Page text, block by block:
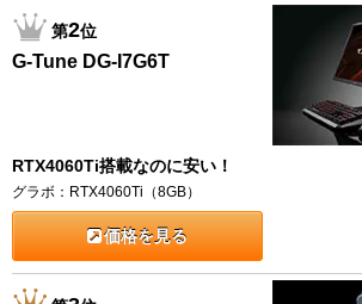
第2位
G-Tune DG-I7G6T
RTX4060Ti搭載なのに安い！
グラボ：RTX4060Ti（8GB）
価格を見る